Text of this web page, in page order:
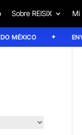
Sobre REISIX Mi
MÉXICO